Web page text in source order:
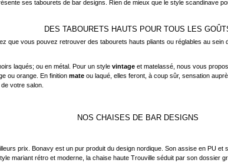
ses tabourets de bar designs. Rien de mieux que le style scandinave
DES TABOURETS HAUTS POUR TOUS LES
que vous pouvez retrouver des tabourets hauts pliants ou réglables au
laqués; ou en métal. Pour un style vintage et matelassé, nous vous
ou orange. En finition mate ou laqué, elles feront, à coup sûr, sensation
votre salon.
NOS CHAISES DE BAR DESIGNS
prix. Bonavy est un pur produit du design nordique. Son assise en PU
mariant rétro et moderne, la chaise haute Trouville séduit par son